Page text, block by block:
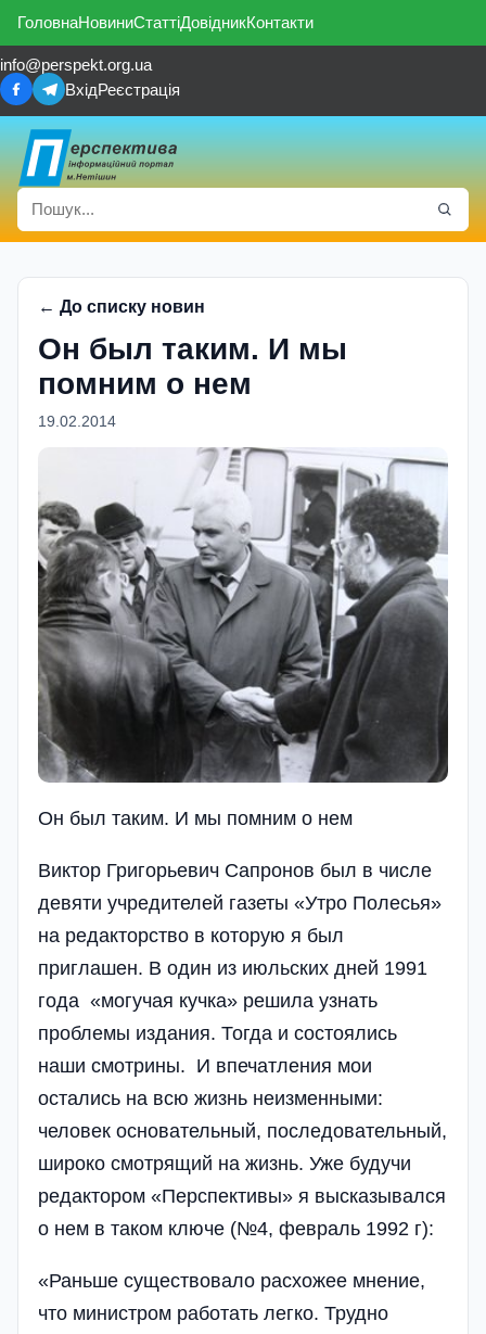
ГоловнаНовиниСтаттіДовідникКонтакти
info@perspekt.org.ua
ВхідРеєстрація
← До списку новин
Он был таким. И мы
помним о нем
19.02.2014
Он был таким. И мы помним о нем
Виктор Григорьевич Сапронов был в числе
девяти учредителей газеты «Утро Полесья»
на редакторство в которую я был
приглашен. В один из июльских дней 1991
года «могучая кучка» решила узнать
проблемы издания. Тогда и состоялись
наши смотрины. И впечатления мои
остались на всю жизнь неизменными:
человек основательный, последовательный,
широко смотрящий на жизнь. Уже будучи
редактором «Перспективы» я высказывался
о нем в таком ключе (№4, февраль 1992 г):
«Раньше существовало расхожее мнение,
что министром работать легко. Трудно